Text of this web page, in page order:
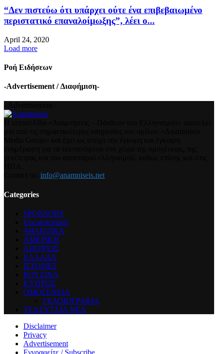
“Δεν πιστεύω ότι υπάρχει ούτε ένα επιβεβαιωμένο
περιστατικό επαναλοίμωξης”, λέει ο...
April 24, 2020
Load more
Ροή Ειδήσεων
-Advertisement / Διαφήμιση-
info@anamniseis.net
Categories
SPONSORS
Uncategorized
ΑΘΛΗΤΙΚΑ
ΑΜΕΡΙΚΗ
ΑΠΟΨΕΙΣ
ΕΛΛΑΔΑ
ΙΣΤΟΡΙΕΣ
ΚΟΥΖΙΝΑ
ΚΥΠΡΟΣ
ΟΜΟΓΕΝΕΙΑ
ΓΕΛΟΙΟΓΡΑΦΙΑ
ΤΕΛΕΥΤΑΙΑ ΝΕΑ
Disclaimer
Privacy
Advertisement
Εγγραφείτε / Subscribe